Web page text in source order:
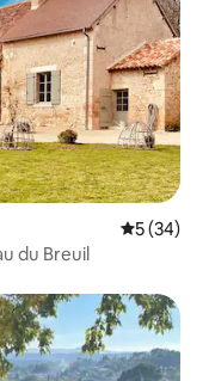
5 (34)
du Breuil